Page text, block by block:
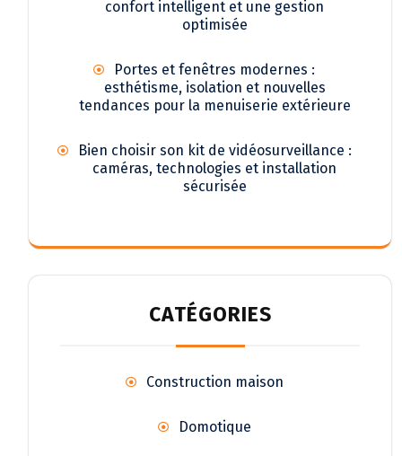
confort intelligent et une gestion
optimisée
Portes et fenêtres modernes :
esthétisme, isolation et nouvelles
tendances pour la menuiserie extérieure
Bien choisir son kit de vidéosurveillance :
caméras, technologies et installation
sécurisée
CATÉGORIES
Construction maison
Domotique